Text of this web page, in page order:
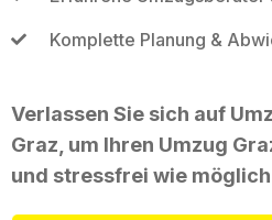
Komplette Planung &
Verlassen Sie sich auf
Graz, um Ihren Umzug
und stressfrei wie